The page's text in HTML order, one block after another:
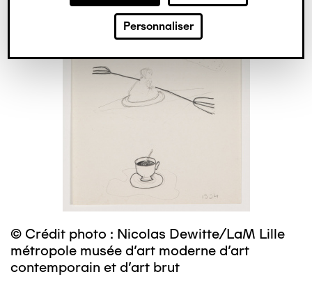
Personnaliser
© Crédit photo : Nicolas Dewitte/LaM Lille
métropole musée d’art moderne d’art
contemporain et d’art brut